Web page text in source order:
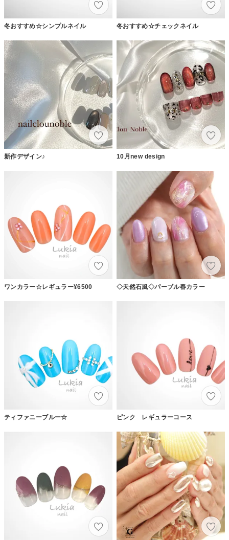
冬おすすめ☆シンプルネイル 冬おすすめ☆チェックネイル
新作デザイン♪ 10月new design
ワンカラー☆レギュラー¥6500 ◇天然石風◇パーブル春カラー
ティファニーブルー☆ ピンク レギュラーコース